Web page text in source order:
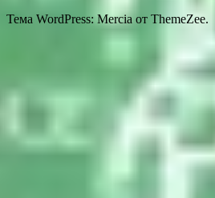
Тема WordPress: Mercia от ThemeZee.